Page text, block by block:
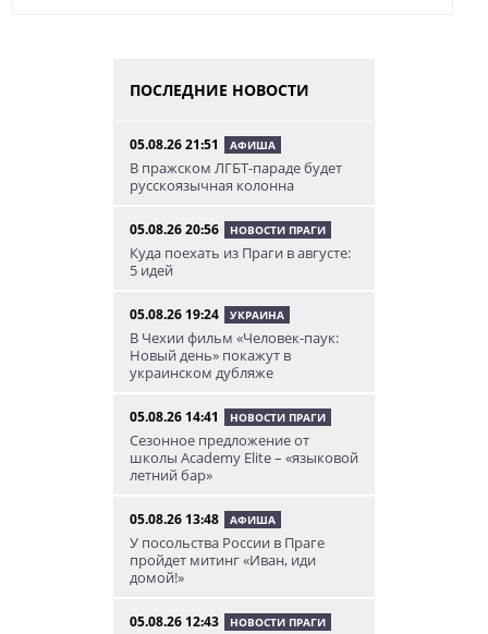
ПОСЛЕДНИЕ НОВОСТИ
05.08.26 21:51 АФИША
В пражском ЛГБТ-параде будет
русскоязычная колонна
05.08.26 20:56 НОВОСТИ ПРАГИ
Куда поехать из Праги в августе:
5 идей
05.08.26 19:24 УКРАИНА
В Чехии фильм «Человек-паук:
Новый день» покажут в
украинском дубляже
05.08.26 14:41 НОВОСТИ ПРАГИ
Сезонное предложение от
школы Academy Elite – «языковой
летний бар»
05.08.26 13:48 АФИША
У посольства России в Праге
пройдет митинг «Иван, иди
домой!»
05.08.26 12:43 НОВОСТИ ПРАГИ